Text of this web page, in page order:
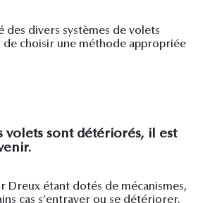
des divers systèmes de volets
de choisir une méthode appropriée
volets sont détériorés, il est
Dreux étant dotés de mécanismes,
cas s’entraver ou se détériorer.